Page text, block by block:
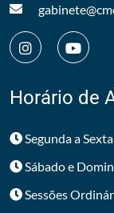
Horário de
Segunda a
Sábado e
Sessões